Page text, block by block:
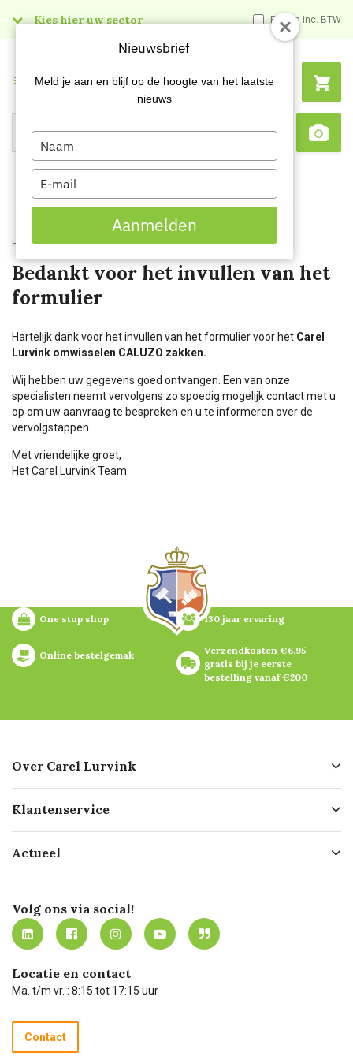
Kies hier uw sector Prijzen inc. BTW
Search
Menu
Home Content Omwisselen container
Bedankt voor het invullen van het
formulier
Hartelijk dank voor het invullen van het formulier voor het Carel
Lurvink omwisselen CALUZO zakken.
Wij hebben uw gegevens goed ontvangen. Een van onze
specialisten neemt vervolgens zo spoedig mogelijk contact met u
op om uw aanvraag te bespreken en u te informeren over de
vervolgstappen.
Met vriendelijke groet,
Het Carel Lurvink Team
One stop shop 130 jaar ervaring
Online bestelgemak
Verzendkosten €6,95 –
gratis bij je eerste
bestelling vanaf €200
Over Carel Lurvink
Geschiedenis
Missie
Certificering
Werken bij Carel Lurvink
MVO
Klantenservice
Bezorgen
Mijn Carel Lurvink
Mijn Carel Lurvink instructievideo's
Carel Lurvink App
Hulp op afstand
Technische dienst
Recycle programma
Betalen
Actueel
Innovation LAB
Tevreden klanten
Carel Lurvink Blog
Carel de podcast
Volg ons via social!
Locatie en contact
Ma. t/m vr. : 8:15 tot 17:15 uur
Contact
Nieuwsbrief
Meld je aan en blijf op de hoogte van het laatste
nieuws
Type
your
name
Type
your
email
Aanmelden